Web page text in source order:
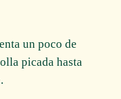
un poco de
picada hasta